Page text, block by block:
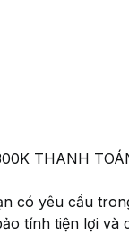
THANH
có yêu cầu
tính tiện lợi